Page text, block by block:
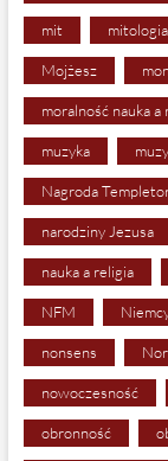
mit
Mojżesz
moralność nauka a
muzyka
Nagroda
narodziny Jezusa
nauka a religia
NFM
nonsens
nowoczesność
obronność